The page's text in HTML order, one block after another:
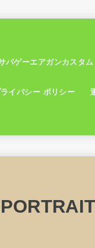
バゲーエアガンカスタム
イバシー ポリシー